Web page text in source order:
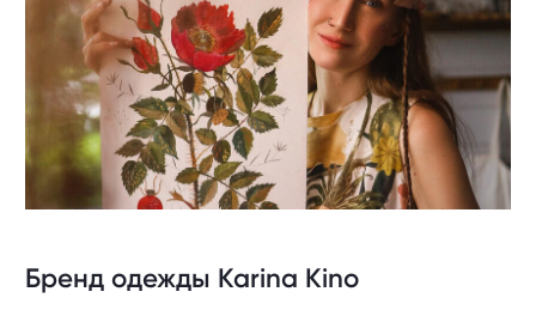
Бренд одежды Karina Kino